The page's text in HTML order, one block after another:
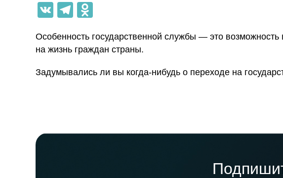
VK Telegram
Особенность государственной службы — это
на жизнь граждан страны.
Задумывались ли вы когда-нибудь о переходе на